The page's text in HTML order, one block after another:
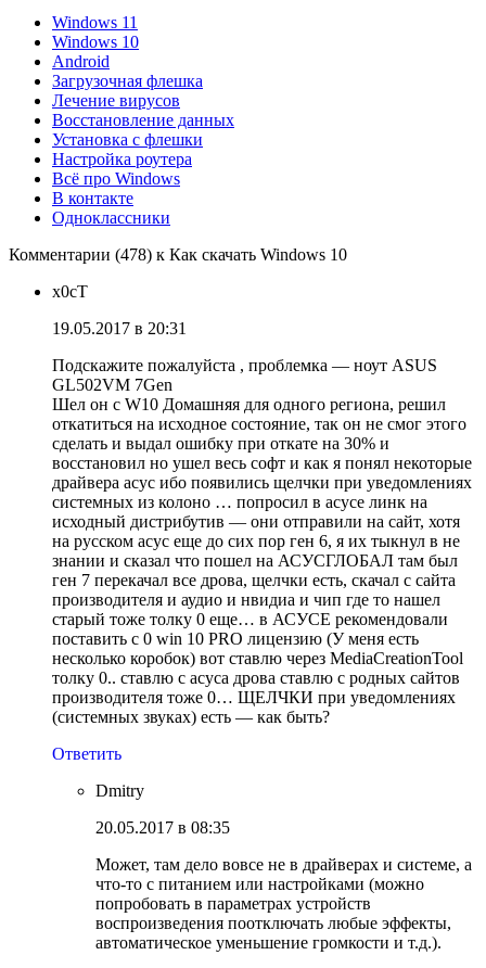
Windows 11
Windows 10
Android
Загрузочная флешка
Лечение вирусов
Восстановление данных
Установка с флешки
Настройка роутера
Всё про Windows
В контакте
Одноклассники
Комментарии (478) к Как скачать Windows 10
x0cT
19.05.2017 в 20:31
Подскажите пожалуйста , проблемка — ноут ASUS
GL502VM 7Gen
Шел он с W10 Домашняя для одного региона, решил
откатиться на исходное состояние, так он не смог этого
сделать и выдал ошибку при откате на 30% и
восстановил но ушел весь софт и как я понял некоторые
драйвера асус ибо появились щелчки при уведомлениях
системных из колоно … попросил в асусе линк на
исходный дистрибутив — они отправили на сайт, хотя
на русском асус еще до сих пор ген 6, я их тыкнул в не
знании и сказал что пошел на АСУСГЛОБАЛ там был
ген 7 перекачал все дрова, щелчки есть, скачал с сайта
производителя и аудио и нвидиа и чип где то нашел
старый тоже толку 0 еще… в АСУСЕ рекомендовали
поставить с 0 win 10 PRO лицензию (У меня есть
несколько коробок) вот ставлю через MediaCreationTool
толку 0.. ставлю с асуса дрова ставлю с родных сайтов
производителя тоже 0… ЩЕЛЧКИ при уведомлениях
(системных звуках) есть — как быть?
Ответить
Dmitry
20.05.2017 в 08:35
Может, там дело вовсе не в драйверах и системе, а
что-то с питанием или настройками (можно
попробовать в параметрах устройств
воспроизведения поотключать любые эффекты,
автоматическое уменьшение громкости и т.д.).